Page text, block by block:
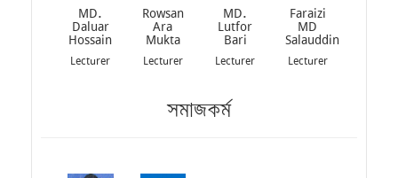
MD.
Daluar
Hossain
Lecturer
Rowsan
Ara
Mukta
Lecturer
MD.
Lutfor
Bari
Lecturer
Faraizi
MD
Salauddin
Lecturer
সমাজকর্ম